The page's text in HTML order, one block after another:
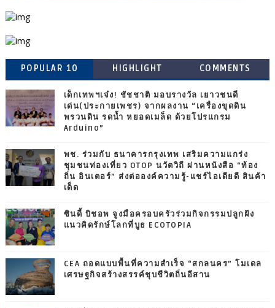
POPULAR 10 HIGHLIGHT COMMENTS
เด็กเทพฯเจ๋ง! ชัชชาติ มอบรางวัล เยาวชนดี
เด่น(ประกายเพชร) จากผลงาน “เครื่องขุดดิน
พรวนดิน รดน้ำ หยอดเมล็ด ด้วยโปรแกรม
Arduino”
พช. ร่วมกับ ธนาคารกรุงเทพ เสริมความแกร่ง
ชุมชนท่องเที่ยว OTOP นวัตวิถี ผ่านหนังสือ “ท้อง
ถิ่น อินเตอร์” ส่งต่อองค์ความรู้-แชร์ไอเดียดี สินค้า
เด็ด
ซินดี้ บิชอพ จูงมือครอบครัวร่วมกิจกรรมปลูกฝัง
แนวคิดรักษ์โลกที่บูธ ECOTOPIA
CEA ถอดแบบพื้นที่ความสำเร็จ “สกลนคร” โมเดล
เศรษฐกิจสร้างสรรค์ชุบชีวิตถิ่นอีสาน